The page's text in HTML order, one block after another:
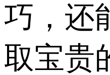
巧，还
取宝贵